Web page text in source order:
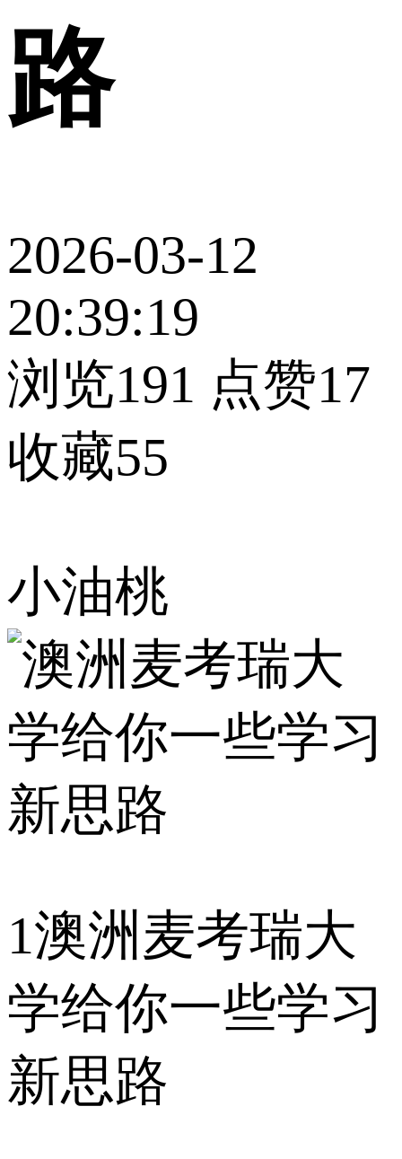
路
2026-03-12
20:39:19
浏览191 点赞17
收藏55
小油桃
1澳洲麦考瑞大
学给你一些学习
新思路